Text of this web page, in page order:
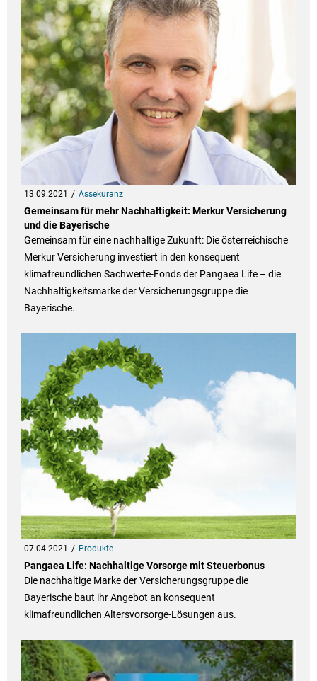
13.09.2021 Assekuranz
Gemeinsam für mehr Nachhaltigkeit: Merkur Versicherung
und die Bayerische
Gemeinsam für eine nachhaltige Zukunft: Die österreichische
Merkur Versicherung investiert in den konsequent
klimafreundlichen Sachwerte-Fonds der Pangaea Life – die
Nachhaltigkeitsmarke der Versicherungsgruppe die
Bayerische.
07.04.2021 Produkte
Pangaea Life: Nachhaltige Vorsorge mit Steuerbonus
Die nachhaltige Marke der Versicherungsgruppe die
Bayerische baut ihr Angebot an konsequent
klimafreundlichen Altersvorsorge-Lösungen aus.